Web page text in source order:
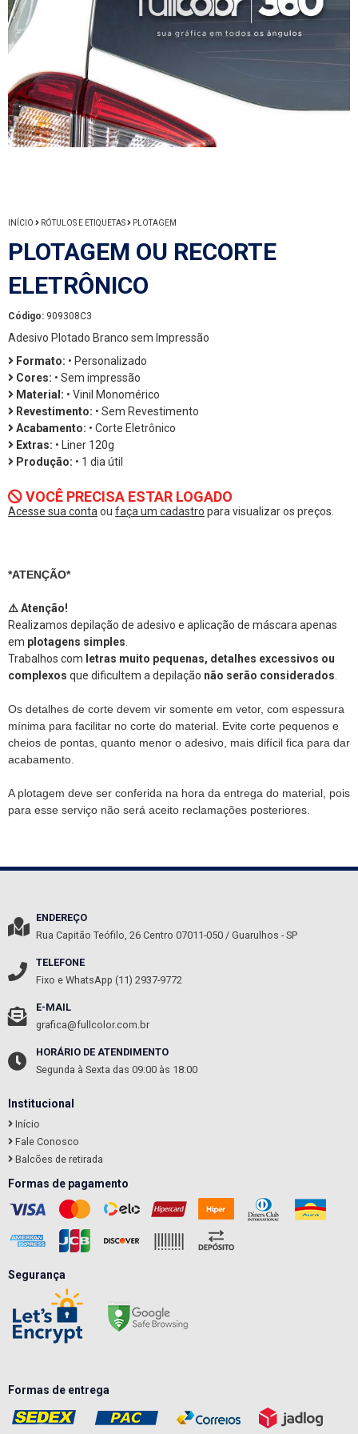
INÍCIO RÓTULOS E ETIQUETAS PLOTAGEM
PLOTAGEM OU RECORTE
ELETRÔNICO
Código: 909308C3
Adesivo Plotado Branco sem Impressão
Formato: • Personalizado
Cores: • Sem impressão
Material: • Vinil Monomérico
Revestimento: • Sem Revestimento
Acabamento: • Corte Eletrônico
Extras: • Liner 120g
Produção: • 1 dia útil
VOCÊ PRECISA ESTAR LOGADO
Acesse sua conta ou faça um cadastro para visualizar os preços.
*ATENÇÃO*
⚠️ Atenção!
Realizamos depilação de adesivo e aplicação de máscara apenas
em plotagens simples
Trabalhos com letras muito pequenas, detalhes excessivos ou
complexos que dificultem a depilação não serão considerados
Os detalhes de corte devem vir somente em vetor, com espessura
mínima para facilitar no corte do material. Evite corte pequenos e
cheios de pontas, quanto menor o adesivo, mais difícil fica para dar
acabamento.
A plotagem deve ser conferida na hora da entrega do material, pois
para esse serviço não será aceito reclamações posteriores.
ENDEREÇO
Rua Capitão Teófilo, 26 Centro 07011-050 / Guarulhos - SP
TELEFONE
Fixo e WhatsApp (11) 2937-9772
E-MAIL
grafica@fullcolor.com.br
HORÁRIO DE ATENDIMENTO
Segunda à Sexta das 09:00 às 18:00
Institucional
Início
Fale Conosco
Balcões de retirada
Formas de pagamento
Segurança
Formas de entrega